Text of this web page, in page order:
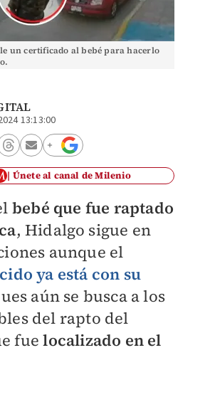
un certificado al bebé para hacerlo
13:13:00
Únete al canal de Milenio
bebé que fue raptado
, Hidalgo sigue en
aunque el
ya está con su
aún se busca a los
del rapto del
fuelocalizado en el